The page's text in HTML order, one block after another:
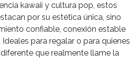
kawaii y cultura pop, estos
por su estética única, sino
confiable, conexión estable
para regalar o para quienes
que realmente llame la